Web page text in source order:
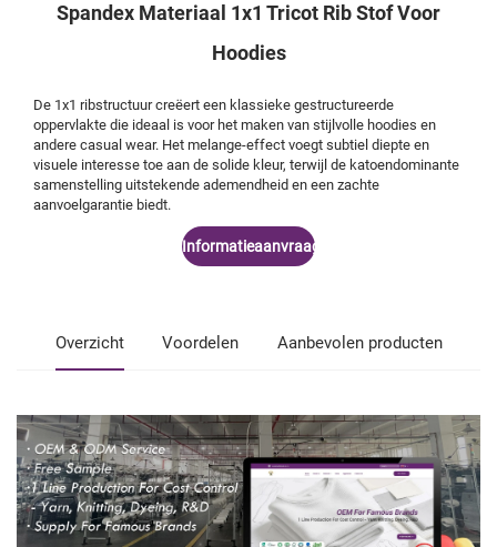
Spandex Materiaal 1x1 Tricot Rib Stof Voor
Hoodies
De 1x1 ribstructuur creëert een klassieke gestructureerde
oppervlakte die ideaal is voor het maken van stijlvolle hoodies en
andere casual wear. Het melange-effect voegt subtiel diepte en
visuele interesse toe aan de solide kleur, terwijl de katoendominante
samenstelling uitstekende ademendheid en een zachte
aanvoelgarantie biedt.
Informatieaanvraag
Overzicht Voordelen Aanbevolen producten